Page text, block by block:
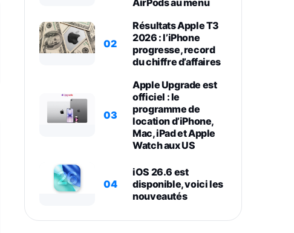
AirPods au menu
02
Résultats Apple T3
2026 : l’iPhone
progresse, record
du chiffre d’affaires
03
Apple Upgrade est
officiel : le
programme de
location d’iPhone,
Mac, iPad et Apple
Watch aux US
04
iOS 26.6 est
disponible, voici les
nouveautés